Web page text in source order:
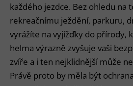
každého jezdce. Bez ohledu na
rekreačnímu ježdění, parkuru,
vyrážíte na vyjížďky do přírody,
helma výrazně zvyšuje vaši
zvíře a i ten nejklidnější může
Právě proto by měla být